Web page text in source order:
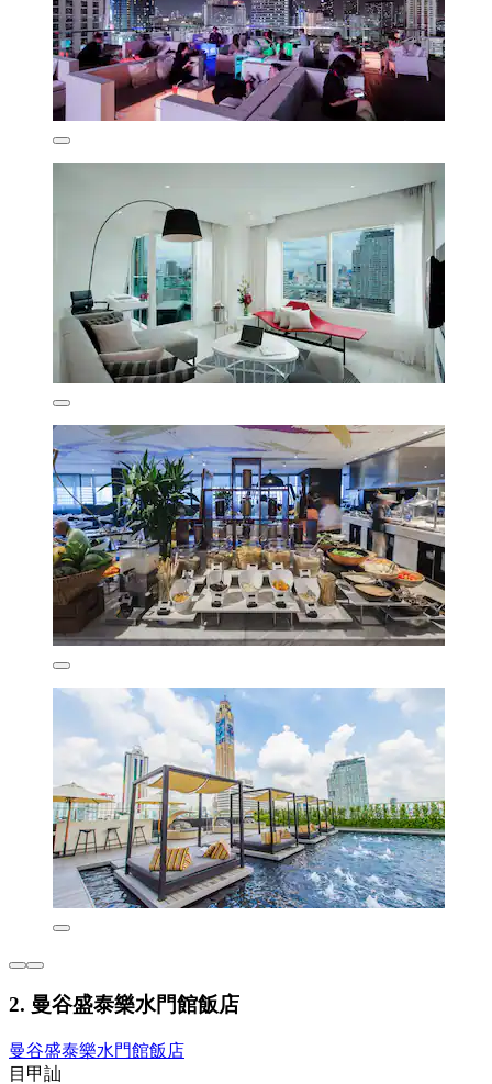
2. 曼谷盛泰樂水門館飯店
曼谷盛泰樂水門館飯店
目甲訕